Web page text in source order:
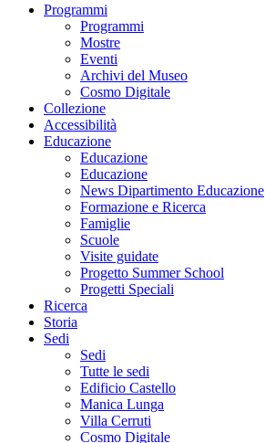
Programmi
Programmi
Mostre
Eventi
Archivi del Museo
Cosmo Digitale
Collezione
Accessibilità
Educazione
Educazione
Educazione
News Dipartimento Educazione
Formazione e Ricerca
Famiglie
Scuole
Visite guidate
Progetto Summer School
Progetti Speciali
Ricerca
Storia
Sedi
Sedi
Tutte le sedi
Edificio Castello
Manica Lunga
Villa Cerruti
Cosmo Digitale